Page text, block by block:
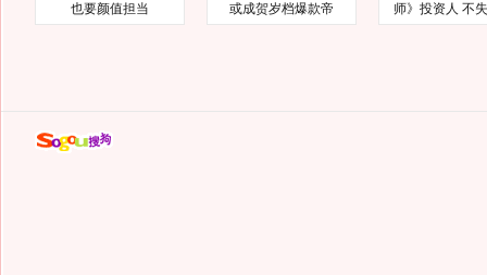
也要颜值担当
或成贺岁档爆款帝
师》投资人 不